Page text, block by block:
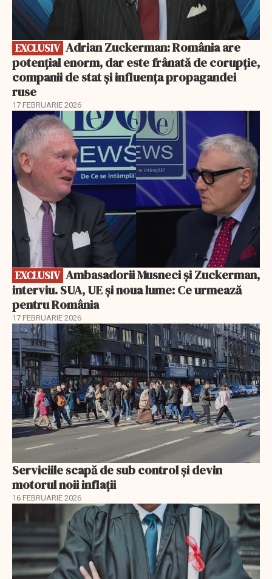
EXCLUSIV
potențial enorm, dar este frânată de corupție,
companii de stat și influența propagandei
ruse
17 FEBRUARIE 2026
EXCLUSIV
EXCLUSIV
interviu. SUA, UE și noua lume: Ce urmează
pentru România
17 FEBRUARIE 2026
Serviciile scapă de sub control și devin
motorul noii inflații
16 FEBRUARIE 2026